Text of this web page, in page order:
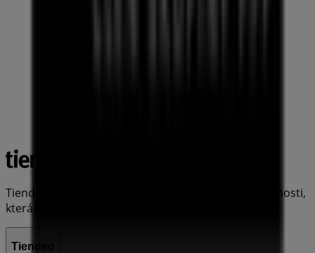
Tiendeo je součástí Shopfully, technologické společnosti,
která po celém světě přetváří místní nakupování.
Tiendeo